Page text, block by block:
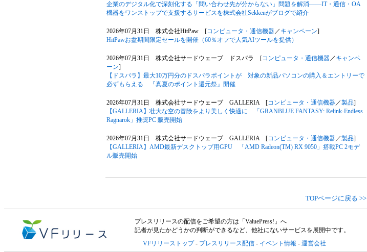
企業のデジタル化で深刻化する「問い合わせ先が分からない」問題を解消――IT・通信・OA
機器をワンストップで支援するサービスを株式会社Sekkenがブログで紹介
2026年07月31日 株式会社HitPaw [コンピュータ・通信機器／ キャンペーン]
HitPawお盆期間限定セールを開催（60％オフで人気AIツールを提供）
2026年07月31日 株式会社サードウェーブ ドスパラ [コンピュータ・通信機器／ キャンペ
ーン]
【ドスパラ】最大10万円分のドスパラポイントが 対象の新品パソコンの購入＆エントリーで
必ずもらえる 『真夏のポイント還元祭』開催
2026年07月31日 株式会社サードウェーブ GALLERIA [コンピュータ・通信機器／製品]
【GALLERIA】壮大な空の冒険をより美しく快適に 「GRANBLUE FANTASY: Relink-Endless
Ragnarok」推奨PC 販売開始
2026年07月31日 株式会社サードウェーブ GALLERIA [コンピュータ・通信機器／製品]
【GALLERIA】AMD最新デスクトップ用GPU 「AMD Radeon(TM) RX 9050」搭載PC 2モデ
ル販売開始
TOPページに戻る >>
プレスリリースの配信をご希望の方は「ValuePress!」へ
記者が見たかどうかの判断ができるなど、他社にないサービスを展開中です。
VFリリーストップ- プレスリリース配信 - イベント情報 - 運営会社